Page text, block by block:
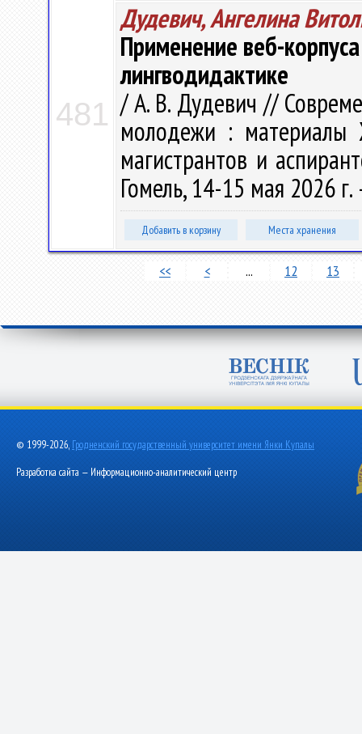
481
Дудевич, Ангелина
Применение веб-
лингводидактике
/ А. В. Дудевич //
молодежи : материалы
магистрантов и
Гомель, 14-15 мая 2026
Добавить в корзину Места хранения
<< < ... 12 13
© 1999-2026, Гродненский государственный университет имени Янки Купалы
Разработка сайта — Информационно-аналитический центр